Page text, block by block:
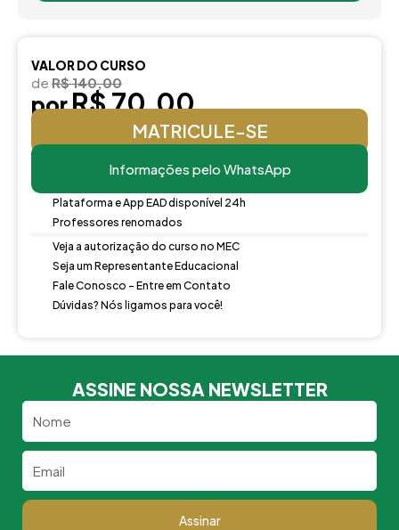
VALOR DO CURSO
de R$ 140,00
porR$ 70,00
MATRICULE-SE
Informações pelo WhatsApp
Plataforma e App EAD disponível 24h
Professores renomados
Veja a autorização do curso no MEC
Seja um Representante Educacional
Fale Conosco - Entre em Contato
Dúvidas? Nós ligamos para você!
ASSINE NOSSA NEWSLETTER
Assinar